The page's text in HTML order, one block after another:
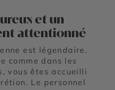
et un
attentionné
est légendaire.
comme dans les
vous êtes accueilli
Le personnel